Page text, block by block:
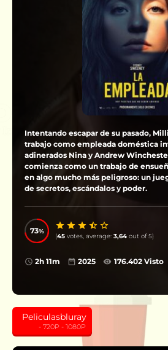
Intentando escapar de su pasado,
trabajo como empleada doméstica
adinerados Nina y Andrew
comienza como un trabajo de
en algo mucho más peligroso: un
de secretos, escándalos y poder.
73
(45 votes, average: 3,64 out of 5)
2h 11m 2025 176.402 Visto
Peliculasbluray
‎ ‎ ‎ ‎ ‎ ‎ ‎ ‎ ‎ - 720P - 1080P